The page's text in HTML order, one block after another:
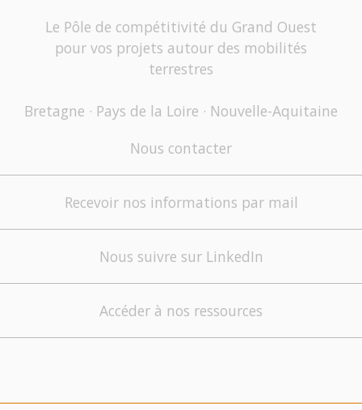
Le Pôle de compétitivité du Grand Ouest
pour vos projets autour des mobilités
terrestres
Bretagne · Pays de la Loire · Nouvelle-Aquitaine
Nous contacter
Recevoir nos informations par mail
Nous suivre sur LinkedIn
Accéder à nos ressources